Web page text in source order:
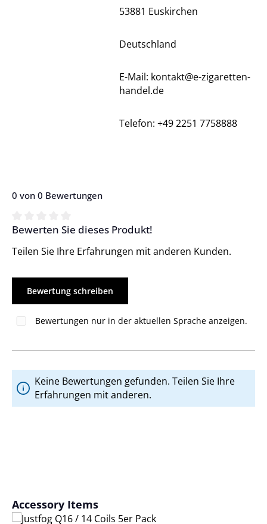
53881 Euskirchen
Deutschland
E-Mail: kontakt@e-zigaretten-
handel.de
Telefon: +49 2251 7758888
0 von 0 Bewertungen
Durchschnittliche Bewertung von 0 von 5 Sternen
Bewerten Sie dieses Produkt!
Teilen Sie Ihre Erfahrungen mit anderen Kunden.
Bewertung schreiben
Bewertungen nur in der aktuellen Sprache anzeigen.
Keine Bewertungen gefunden. Teilen Sie Ihre
Erfahrungen mit anderen.
Produktgalerie überspringen
Accessory Items